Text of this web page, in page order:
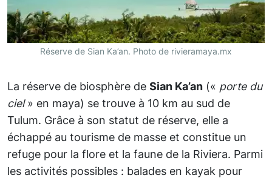
Réserve de Sian Ka’an. Photo de rivieramaya.mx
La réserve de biosphère de Sian Ka’an (« porte du
ciel» en maya) se trouve à 10 km au sud de
Tulum. Grâce à son statut de réserve, elle a
échappé au tourisme de masse et constitue un
refuge pour la flore et la faune de la Riviera. Parmi
les activités possibles : balades en kayak pour